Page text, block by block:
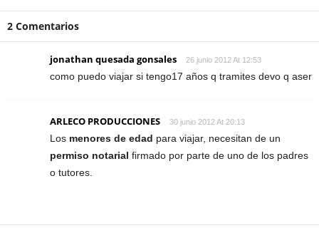
2 Comentarios
jonathan quesada gonsales 26 junio 2012 At 12:53
como puedo viajar si tengo17 años q tramites devo q aser
ARLECO PRODUCCIONES 30 junio 2012 At 20:13
Los menores de edad para viajar, necesitan de un
permiso notarial firmado por parte de uno de los padres
o tutores.